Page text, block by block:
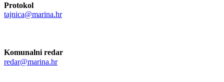
Protokol
tajnica@marina.hr
Komunalni redar
redar@marina.hr